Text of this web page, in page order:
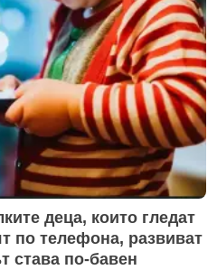
деца, които гледат
по телефона, развиват
става по-бавен